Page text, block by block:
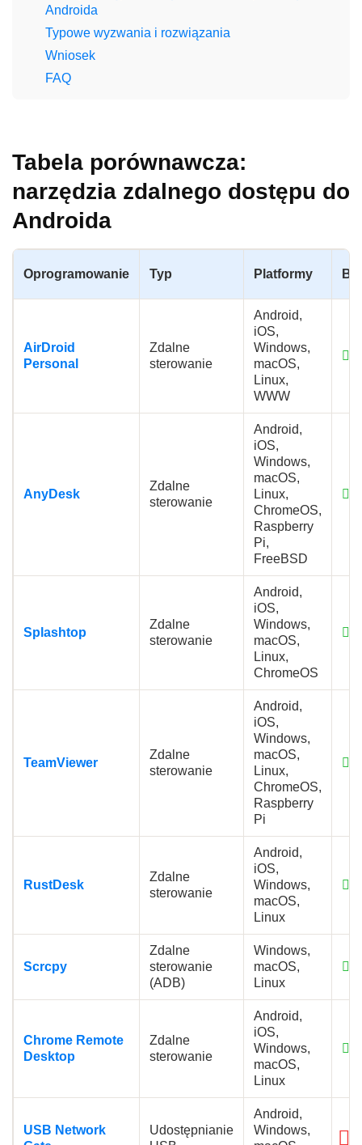
Androida
Typowe wyzwania i rozwiązania
Wniosek
FAQ
Tabela porównawcza:
narzędzia zdalnego dostępu do
Androida
Oprogramowanie Typ Platformy
AirDroid
Personal
Zdalne
sterowanie
Android,
iOS,
Windows,
macOS,
Linux,
WWW
AnyDesk
Zdalne
sterowanie
Android,
iOS,
Windows,
macOS,
Linux,
ChromeOS,
Raspberry
Pi,
FreeBSD
Splashtop
Zdalne
sterowanie
Android,
iOS,
Windows,
macOS,
Linux,
ChromeOS
TeamViewer
Zdalne
sterowanie
Android,
iOS,
Windows,
macOS,
Linux,
ChromeOS,
Raspberry
Pi
RustDesk
Zdalne
sterowanie
Android,
iOS,
Windows,
macOS,
Linux
Scrcpy
Zdalne
sterowanie
(ADB)
Windows,
macOS,
Linux
Chrome Remote
Desktop
Zdalne
sterowanie
Android,
iOS,
Windows,
macOS,
Linux
USB Network
Udostępnianie
Android,
Windows,